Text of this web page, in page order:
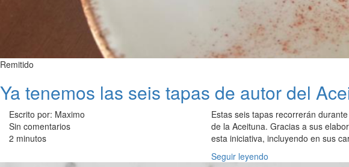
Remitido
Ya tenemos las seis tapas de autor del
Escrito por: Maximo
Sin comentarios
2 minutos
Estas seis tapas recorrerán
de la Aceituna. Gracias a sus
esta iniciativa, incluyendo en sus
Seguir leyendo